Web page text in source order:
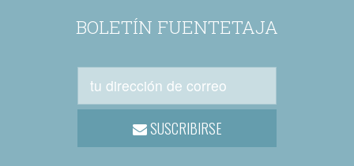
BOLETÍN FUENTETAJA
SUSCRIBIRSE